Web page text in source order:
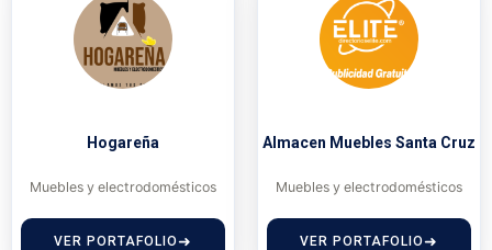
Hogareña
Muebles y electrodomésticos
VER PORTAFOLIO
Almacen Muebles Santa Cruz
Muebles y electrodomésticos
VER PORTAFOLIO